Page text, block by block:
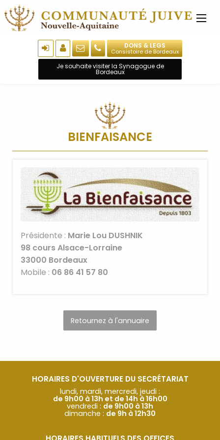
DONS & LEGS
Consistoire de Bordeaux
Je souhaite visiter la Synagogue de
Bordeaux
BIENFAISANCE
Présidente : Marie Lou DUSHNIK
98 cours Alsace-Lorraine
33000 Bordeaux
Mobile : 06 86 41 57 80
Retournez à l'annuaire
HORAIRES D'OUVERTURE DU SECRÉTARIAT
lundi, mardi, mercredi, jeudi :
de 9h00 à 13h et de 14h à 16h00
vendredi : de 9h00 à 13h
dimanche : de 9h à 12h30